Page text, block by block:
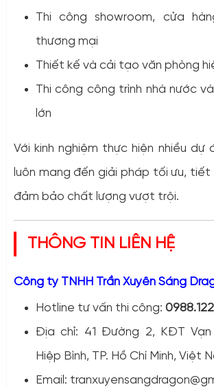
Thi công showroom, cửa
thương mại
Thiết kế và cải tạo văn phòng
Thi công công trình nhà nước
lớn
Với kinh nghiệm thực hiện nhiều dự
luôn mang đến giải pháp tối ưu, tiết
đảm bảo chất lượng vượt trội.
THÔNG TIN LIÊN HỆ
Công ty TNHH Trần Xuyên Sáng
Hotline tư vấn thi công:
Địa chỉ: 41 Đường 2, KĐT Vạn
Hiệp Bình, TP. Hồ Chí Minh, Việt
Email: